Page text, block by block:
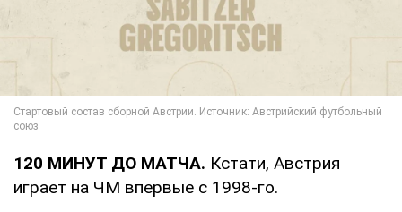
120 МИНУТ ДО МАТЧА. Кстати, Австрия
играет на ЧМ впервые с 1998-го.